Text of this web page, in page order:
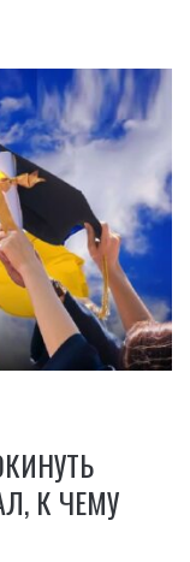
К ЧЕМУ